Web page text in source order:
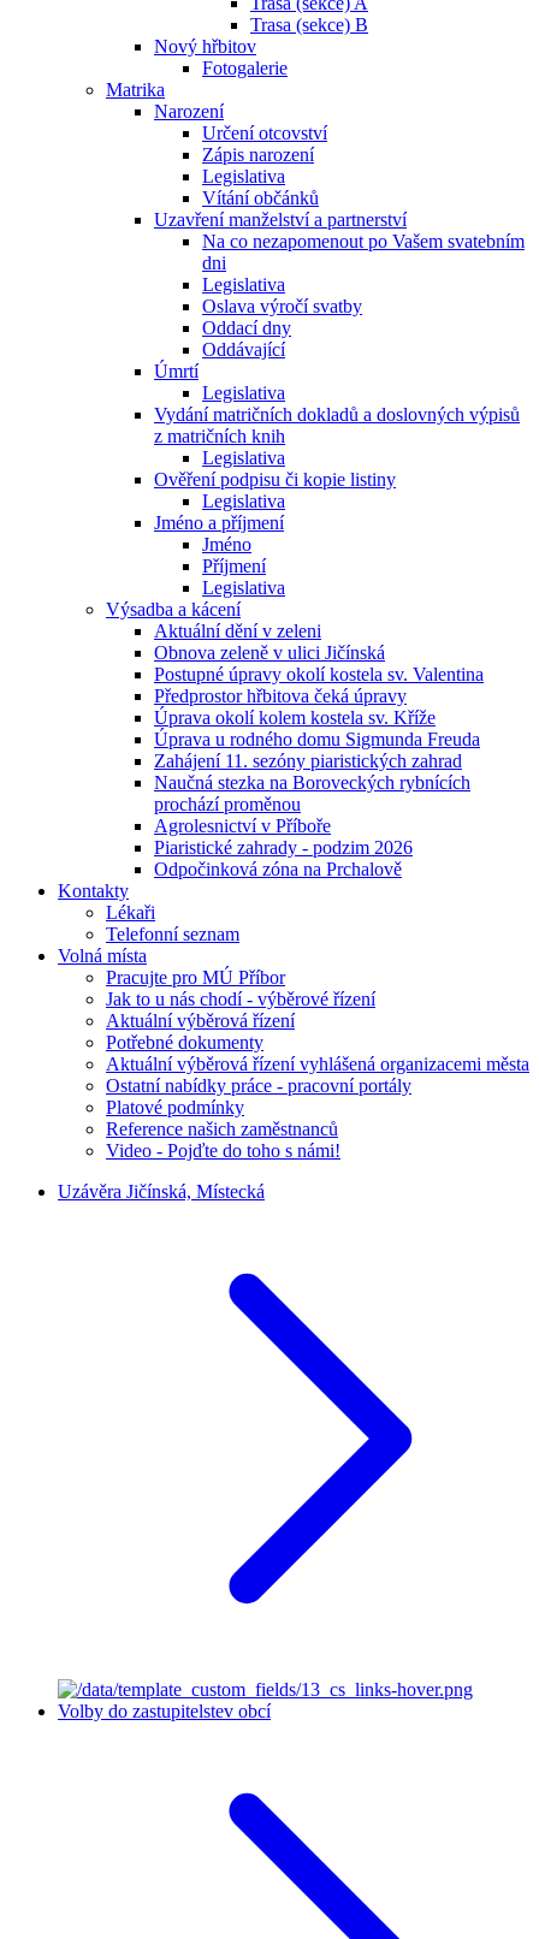
Trasa (sekce) B
Nový hřbitov
Fotogalerie
Matrika
Narození
Určení otcovství
Zápis narození
Legislativa
Vítání občánků
Uzavření manželství a partnerství
Na co nezapomenout po Vašem svatebním
dni
Legislativa
Oslava výročí svatby
Oddací dny
Oddávající
Úmrtí
Legislativa
Vydání matričních dokladů a doslovných výpisů
z matričních knih
Legislativa
Ověření podpisu či kopie listiny
Legislativa
Jméno a příjmení
Jméno
Příjmení
Legislativa
Výsadba a kácení
Aktuální dění v zeleni
Obnova zeleně v ulici Jičínská
Postupné úpravy okolí kostela sv. Valentina
Předprostor hřbitova čeká úpravy
Úprava okolí kolem kostela sv. Kříže
Úprava u rodného domu Sigmunda Freuda
Zahájení 11. sezóny piaristických zahrad
Naučná stezka na Boroveckých rybnících
prochází proměnou
Agrolesnictví v Příboře
Piaristické zahrady - podzim 2026
Odpočinková zóna na Prchalově
Kontakty
Lékaři
Telefonní seznam
Volná místa
Pracujte pro MÚ Příbor
Jak to u nás chodí - výběrové řízení
Aktuální výběrová řízení
Potřebné dokumenty
Aktuální výběrová řízení vyhlášená organizacemi města
Ostatní nabídky práce - pracovní portály
Platové podmínky
Reference našich zaměstnanců
Video - Pojďte do toho s námi!
Uzávěra Jičínská, Místecká
Volby do zastupitelstev obcí